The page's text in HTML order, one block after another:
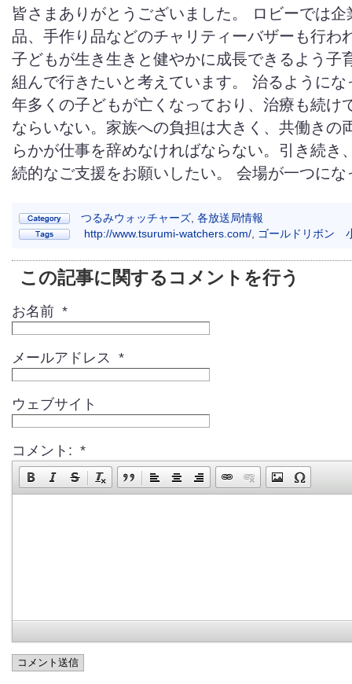
皆さまありがとうございました。 ロビーでは企
品、手作り品などのチャリティーバザーも行わ
子どもが生き生きと健やかに成長できるよう子
組んで行きたいと考えています。 治るようにな
年多くの子どもが亡くなっており、治療も続け
ならいない。家族への負担は大きく、共働きの
らかが仕事を辞めなければならない。引き続き
続的なご支援をお願いしたい。 会場が一つにな
つるみウォッチャーズ 各放送局情報
http://www.tsurumi-watchers.com/
ゴールドリボン
この記事に関するコメントを行う
お名前 *
メールアドレス *
ウェブサイト
コメント: *
コメント送信